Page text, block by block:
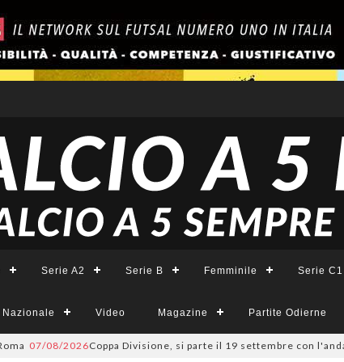
Serie A2 Serie B Femminile Serie C1
Nazionale Video Magazine Partite Odierne
07/08/2026Coppa Divisione, si parte il 19 settembre con l'andata